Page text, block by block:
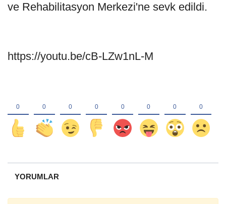
ve Rehabilitasyon Merkezi'ne sevk edildi.
https://youtu.be/cB-LZw1nL-M
YORUMLAR